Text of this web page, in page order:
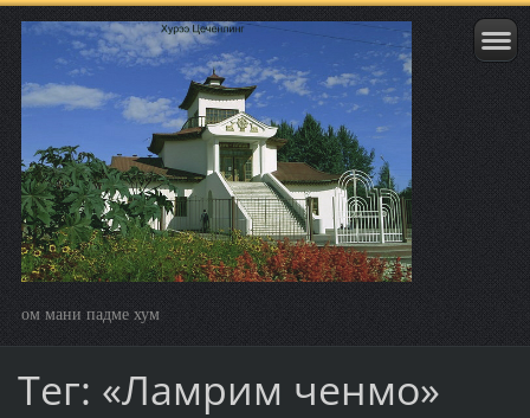
ом мани падме хум
Тег: «Ламрим ченмо»